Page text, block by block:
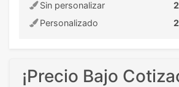
Sin personalizar
Personalizado
¡Precio Bajo